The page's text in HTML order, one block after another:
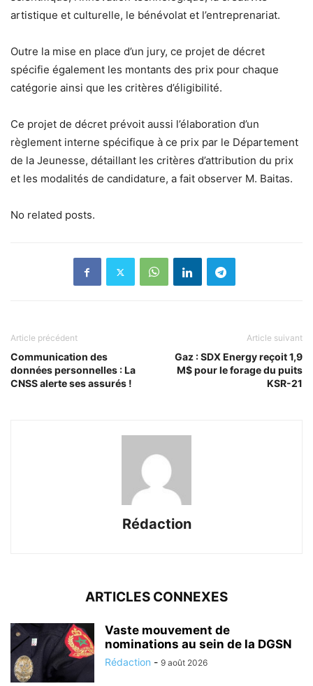
artistique et culturelle, le bénévolat et l’entreprenariat.
Outre la mise en place d’un jury, ce projet de décret
spécifie également les montants des prix pour chaque
catégorie ainsi que les critères d’éligibilité.
Ce projet de décret prévoit aussi l’élaboration d’un
règlement interne spécifique à ce prix par le Département
de la Jeunesse, détaillant les critères d’attribution du prix
et les modalités de candidature, a fait observer M. Baitas.
No related posts.
Article précédent
Communication des
données personnelles : La
CNSS alerte ses assurés !
Article suivant
Gaz : SDX Energy reçoit 1,9
M$ pour le forage du puits
KSR-21
Rédaction
ARTICLES CONNEXES
Vaste mouvement de
nominations au sein de la DGSN
Rédaction - 9 août 2026